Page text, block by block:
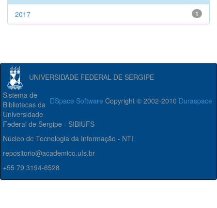
1
2017
UNIVERSIDADE FEDERAL DE SERGIPE
DSpace Software Copyright © 2002-2010 Duraspace
Sistema de
Bibliotecas da
Universidade
Federal de Sergipe - SIBIUFS
Núcleo de Tecnologia da Informação - NTI
repositorio@academico.ufs.br
+55 79 3194-6528